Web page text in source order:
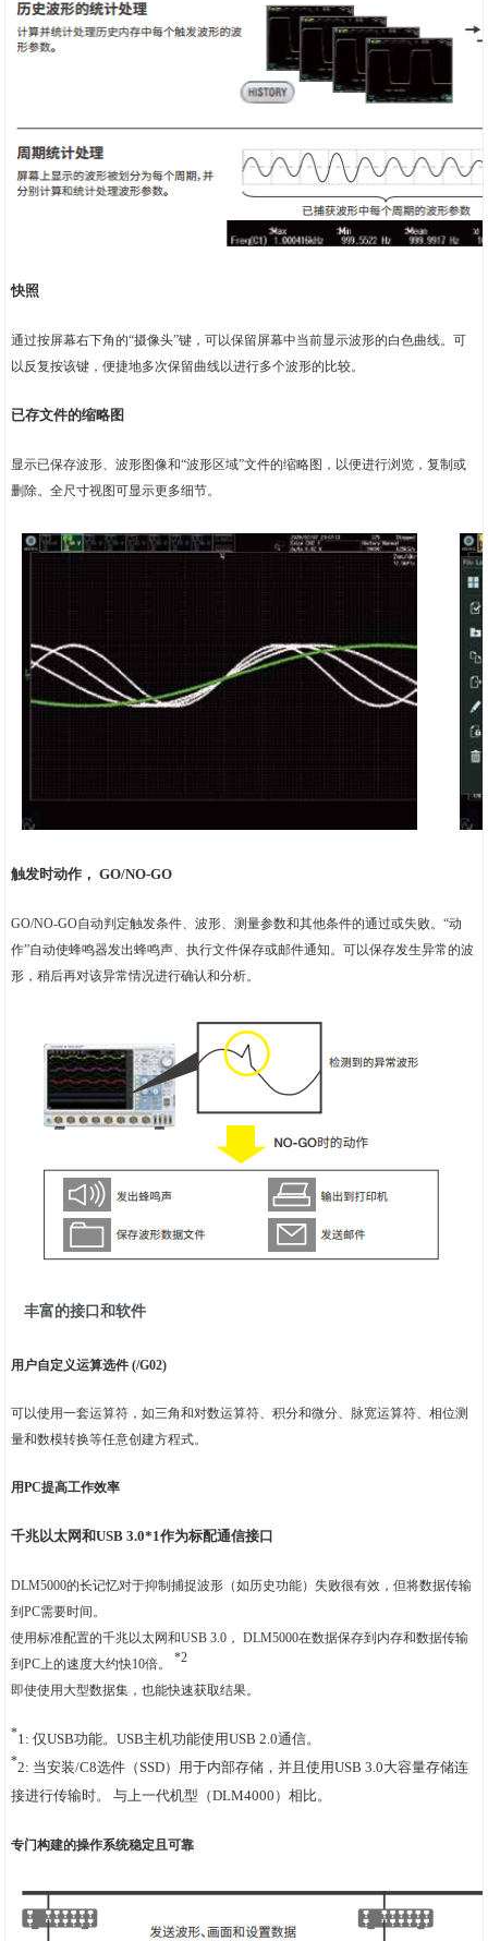
快照
通过按屏幕右下角的“摄像头”键，可以保留屏幕中当前显示波形的白色曲线。可
以反复按该键，便捷地多次保留曲线以进行多个波形的比较。
已存文件的缩略图
显示已保存波形、波形图像和“波形区域”文件的缩略图，以便进行浏览，复制或
删除。全尺寸视图可显示更多细节。
触发时动作， GO/NO-GO
GO/NO-GO自动判定触发条件、波形、测量参数和其他条件的通过或失败。“动
作”自动使蜂鸣器发出蜂鸣声、执行文件保存或邮件通知。可以保存发生异常的波
形，稍后再对该异常情况进行确认和分析。
丰富的接口和软件
用户自定义运算选件 (/G02)
可以使用一套运算符，如三角和对数运算符、积分和微分、脉宽运算符、相位测
量和数模转换等任意创建方程式。
用PC提高工作效率
千兆以太网和USB 3.0*1作为标配通信接口
DLM5000的长记忆对于抑制捕捉波形（如历史功能）失败很有效，但将数据传输
到PC需要时间。
使用标准配置的千兆以太网和USB 3.0， DLM5000在数据保存到内存和数据传输
到PC上的速度大约快10倍。 *2
即使使用大型数据集，也能快速获取结果。
*1: 仅USB功能。USB主机功能使用USB 2.0通信。
*2: 当安装/C8选件（SSD）用于内部存储，并且使用USB 3.0大容量存储连
接进行传输时。 与上一代机型（DLM4000）相比。
专门构建的操作系统稳定且可靠